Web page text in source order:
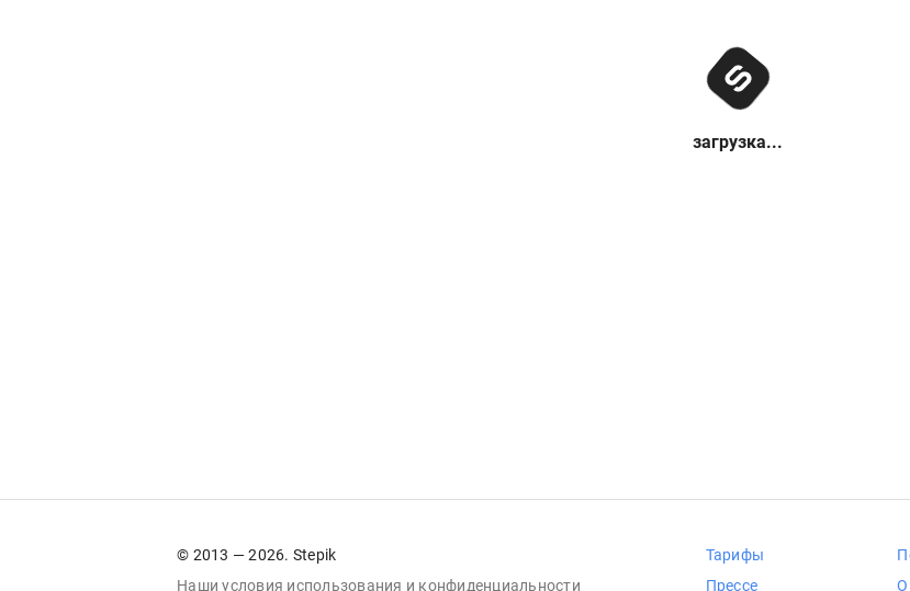
загрузка...
© 2013 — 2026. Stepik
Наши условия использования и конфиденциальности
Тарифы
Прессе
О